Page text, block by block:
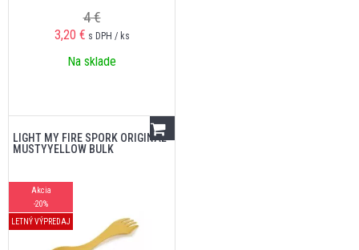
4 €
3,20 € s DPH / ks
Na sklade
LIGHT MY FIRE SPORK ORIGINAL
MUSTYYELLOW BULK
Akcia
-20%
LETNÝ VÝPREDAJ